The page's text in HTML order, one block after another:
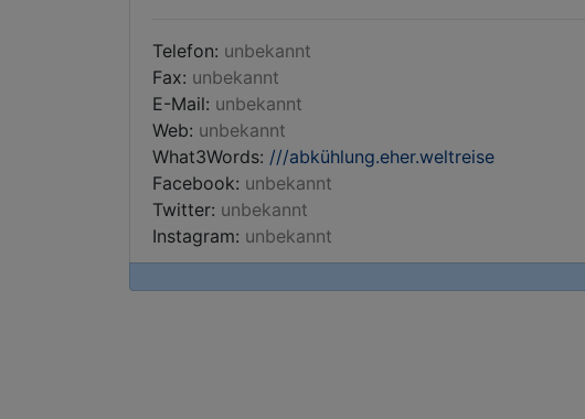
Telefon: unbekannt
Fax: unbekannt
E-Mail: unbekannt
Web: unbekannt
What3Words: ///abkühlung.eher.weltreise
Facebook: unbekannt
Twitter: unbekannt
Instagram: unbekannt